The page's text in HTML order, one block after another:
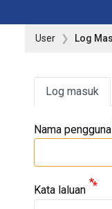
User Log
Primary
Log masuk
Nama pengguna
Kata laluan